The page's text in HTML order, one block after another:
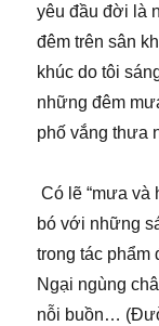
yêu đầu đời là
đêm trên sân
khúc do tôi
những đêm
phố vắng thưa
Có lẽ “mưa và
bó với những
trong tác
Ngại ngùng
nỗi buồn…